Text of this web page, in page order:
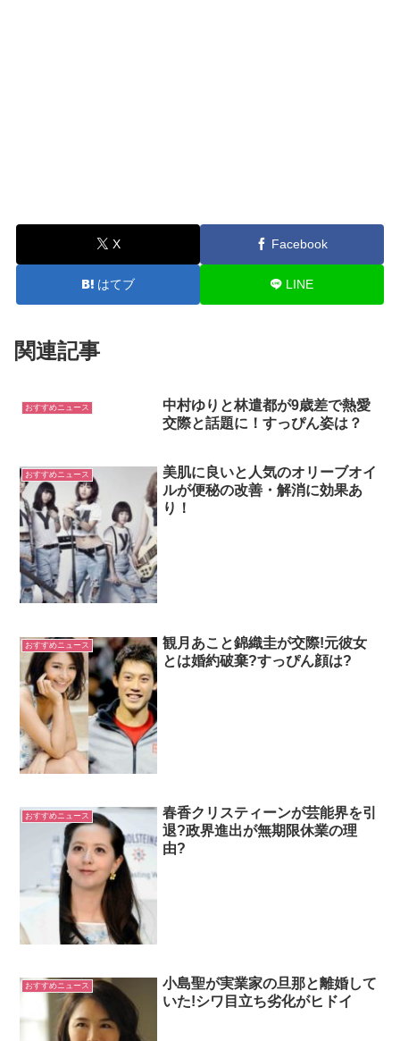
X Facebook
はてブ LINE
関連記事
おすすめニュース
中村ゆりと林遣都が9歳差で熱愛
交際と話題に！すっぴん姿は？
おすすめニュース
美肌に良いと人気のオリーブオイ
ルが便秘の改善・解消に効果あ
り！
おすすめニュース
観月あこと錦織圭が交際!元彼女
とは婚約破棄?すっぴん顔は?
おすすめニュース
春香クリスティーンが芸能界を引
退?政界進出が無期限休業の理
由?
おすすめニュース
小島聖が実業家の旦那と離婚して
いた!シワ目立ち劣化がヒドイ